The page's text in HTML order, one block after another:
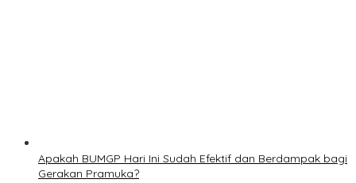
Apakah BUMGP Hari Ini Sudah Efektif dan Berdampak bagi
Gerakan Pramuka?